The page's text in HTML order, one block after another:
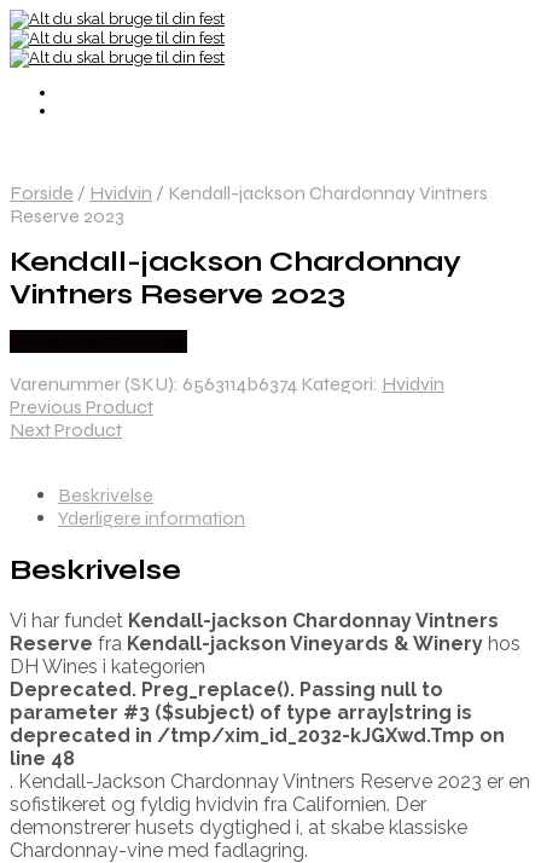
Forside / Hvidvin / Kendall-jackson Chardonnay Vintners
Reserve 2023
Kendall-jackson Chardonnay
Vintners Reserve 2023
Varenummer (SKU): 6563114b6374 Kategori: Hvidvin
Previous Product
Next Product
Beskrivelse
Yderligere information
Beskrivelse
Vi har fundet Kendall-jackson Chardonnay Vintners
Reserve fra Kendall-jackson Vineyards & Winery hos
DH Wines i kategorien
Deprecated. Preg_replace(). Passing null to
parameter #3 ($subject) of type array|string is
deprecated in /tmp/xim_id_2032-kJGXwd.Tmp on
line 48
. Kendall-Jackson Chardonnay Vintners Reserve 2023 er en
sofistikeret og fyldig hvidvin fra Californien. Der
demonstrerer husets dygtighed i, at skabe klassiske
Chardonnay-vine med fadlagring.